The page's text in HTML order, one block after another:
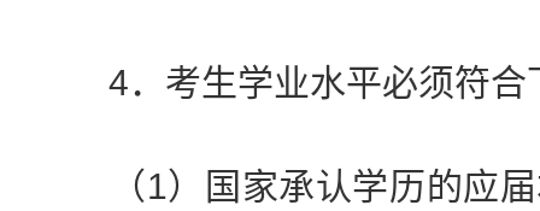
4．考生学业水平必须符合
（1）国家承认学历的应届